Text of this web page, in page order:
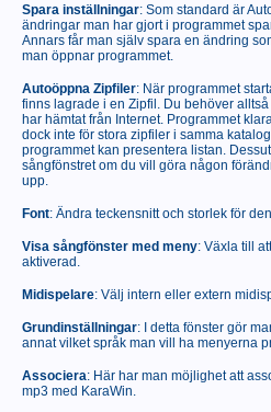
Spara inställningar: Som standard är
ändringar man har gjort i programmet
Annars får man själv spara en ändring
man öppnar programmet.
Autoöppna Zipfiler: När programmet
finns lagrade i en Zipfil. Du behöver
har hämtat från Internet. Programmet
dock inte för stora zipfiler i samma
programmet kan presentera listan.
sångfönstret om du vill göra någon
upp.
Font: Ändra teckensnitt och storlek för
Visa sångfönster med meny: Växla till
aktiverad.
Midispelare: Välj intern eller extern
Grundinställningar: I detta fönster gör
annat vilket språk man vill ha menyerna
Associera: Här har man möjlighet att
mp3 med KaraWin.